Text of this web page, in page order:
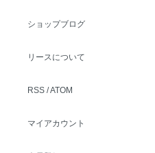
ショップブログ
リースについて
RSS /ATOM
マイアカウント